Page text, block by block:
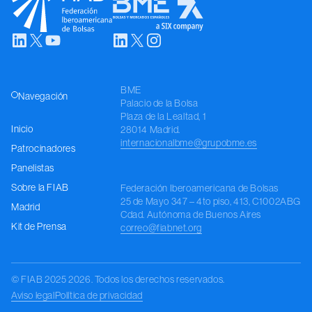
Media
Regístrese
Navegación
Inicio
Patrocinadores
Panelistas
Sobre la FIAB
Madrid
Kit de Prensa
BME
Palacio de la Bolsa
Plaza de la Lealtad, 1
28014 Madrid.
internacionalbme@grupobme.es
Federación Iberoamericana de Bolsas
25 de Mayo 347 – 4to piso, 413, C1002ABG
Cdad. Autónoma de Buenos Aires
correo@fiabnet.org
© FIAB 2025 2026. Todos los derechos reservados.
Aviso legalPolítica de privacidad